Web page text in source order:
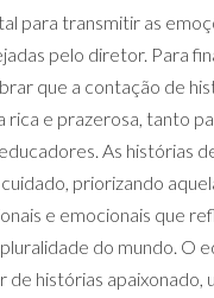
para transmitir as
pelo diretor. Para
que a contação de
rica e prazerosa, tanto
As histórias
priorizando
e emocionais que
do mundo. O
de histórias apaixonado,